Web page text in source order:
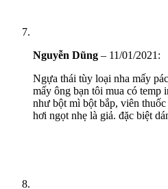
Nguyễn Dũng – 11/01/2021 :
Ngựa thái tùy loại nha mấy
mấy ông bạn tôi mua có temp
như bột mì bột bắp, viên
hơi ngọt nhẹ là giả. đặc biệt